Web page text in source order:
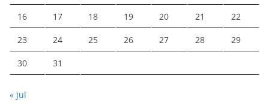
16 17 18 19 20 21 22
23 24 25 26 27 28 29
30 31
« jul